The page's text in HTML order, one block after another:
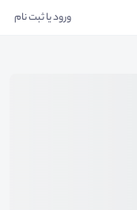
ورود یا ثبت نام